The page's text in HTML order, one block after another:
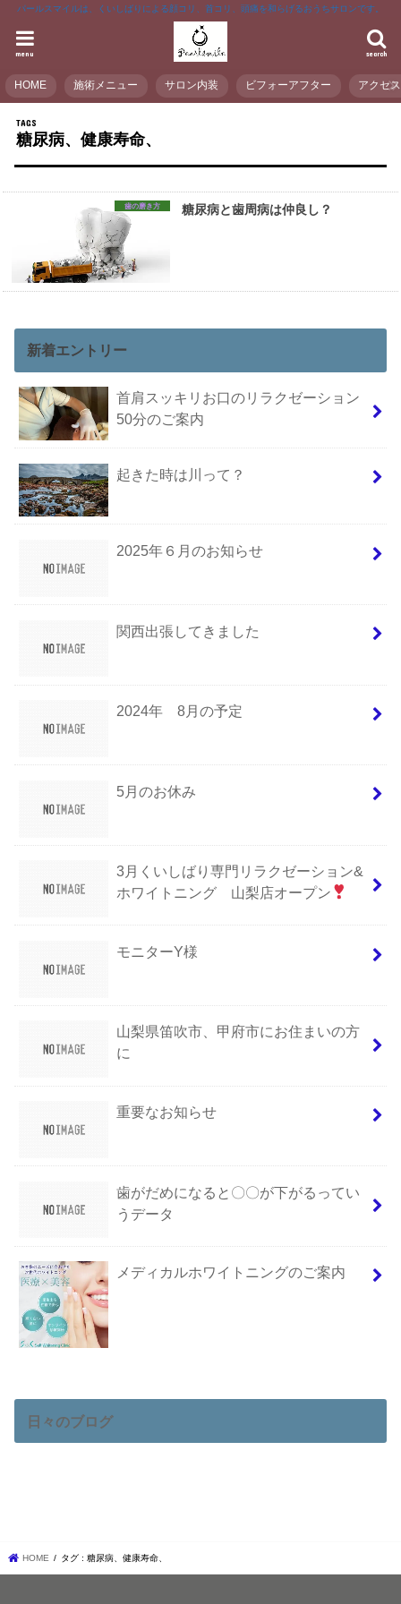
パールスマイルは、くいしばりによる顔コリ、首コリ、頭痛を和らげるおうちサロンです。
search
menu
HOME 施術メニュー サロン内装 ビフォーアフター アクセス
糖尿病、健康寿命、
歯の磨き方 糖尿病と歯周病は仲良し？
新着エントリー
首肩スッキリお口のリラクゼーション
50分のご案内
起きた時は川って？
2025年６月のお知らせ
関西出張してきました
2024年 8月の予定
5月のお休み
3月くいしばり専門リラクゼーション&
ホワイトニング 山梨店オープン
モニターY様
山梨県笛吹市、甲府市にお住まいの方
に
重要なお知らせ
歯がだめになると〇〇が下がるってい
うデータ
メディカルホワイトニングのご案内
日々のブログ
HOME タグ : 糖尿病、健康寿命、